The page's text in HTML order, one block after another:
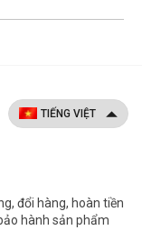
đổi hàng, hoàn tiền
hành sản phẩm